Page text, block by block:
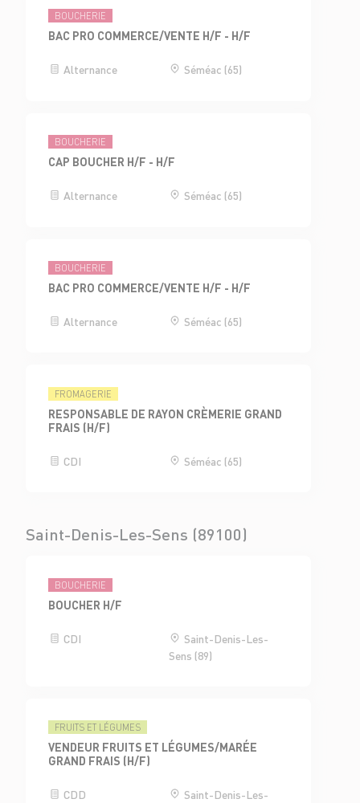
BOUCHERIE
BAC PRO COMMERCE/VENTE H/F - H/F
Alternance Séméac (65)
BOUCHERIE
CAP BOUCHER H/F - H/F
Alternance Séméac (65)
BOUCHERIE
BAC PRO COMMERCE/VENTE H/F - H/F
Alternance Séméac (65)
FROMAGERIE
RESPONSABLE DE RAYON CRÈMERIE GRAND
FRAIS (H/F)
CDI Séméac (65)
Saint-Denis-Les-Sens (89100)
BOUCHERIE
BOUCHER H/F
CDI
Saint-Denis-Les-
Sens (89)
FRUITS ET LÉGUMES
VENDEUR FRUITS ET LÉGUMES/MARÉE
GRAND FRAIS (H/F)
CDD Saint-Denis-Les-